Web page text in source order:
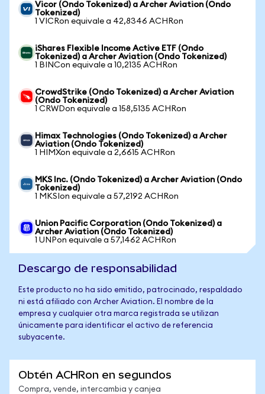
Vicor (Ondo Tokenized) a Archer Aviation (Ondo
Tokenized)
1 VICRon equivale a 42,8346 ACHRon
iShares Flexible Income Active ETF (Ondo
Tokenized) a Archer Aviation (Ondo Tokenized)
1 BINCon equivale a 10,2135 ACHRon
CrowdStrike (Ondo Tokenized) a Archer Aviation
(Ondo Tokenized)
1 CRWDon equivale a 158,5135 ACHRon
Himax Technologies (Ondo Tokenized) a Archer
Aviation (Ondo Tokenized)
1 HIMXon equivale a 2,6615 ACHRon
MKS Inc. (Ondo Tokenized) a Archer Aviation (Ondo
Tokenized)
1 MKSIon equivale a 57,2192 ACHRon
Union Pacific Corporation (Ondo Tokenized) a
Archer Aviation (Ondo Tokenized)
1 UNPon equivale a 57,1462 ACHRon
Descargo de responsabilidad
Este producto no ha sido emitido, patrocinado, respaldado
ni está afiliado con Archer Aviation. El nombre de la
empresa y cualquier otra marca registrada se utilizan
únicamente para identificar el activo de referencia
subyacente.
Obtén ACHRon en segundos
Compra, vende, intercambia y canjea